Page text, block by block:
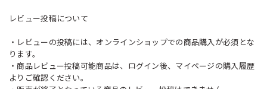
レビュー投稿について
・レビューの投稿には、オンラインショップでの商品購入が必須とな
ります。
・商品レビュー投稿可能商品は、ログイン後、マイページの購入履歴
よりご確認ください。